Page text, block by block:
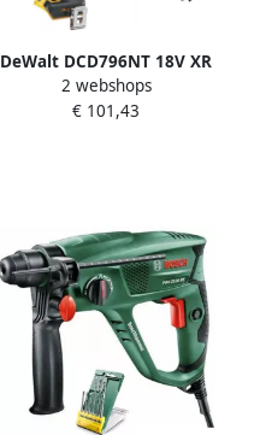
DeWalt DCD796NT 18V XR
BL Schroef boormachine |
body in TSTAK DCD796NT-XJ
2 webshops
€ 101,43